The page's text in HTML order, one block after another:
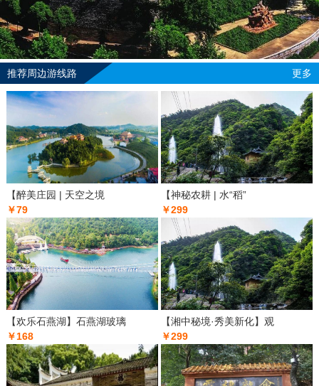
推荐周边游线路 更多
【醉美庄园 | 天空之境
￥79
【神秘农耕 | 水“稻”
￥299
【欢乐石燕湖】石燕湖玻璃
￥168
【湘中秘境·秀美新化】观
￥299